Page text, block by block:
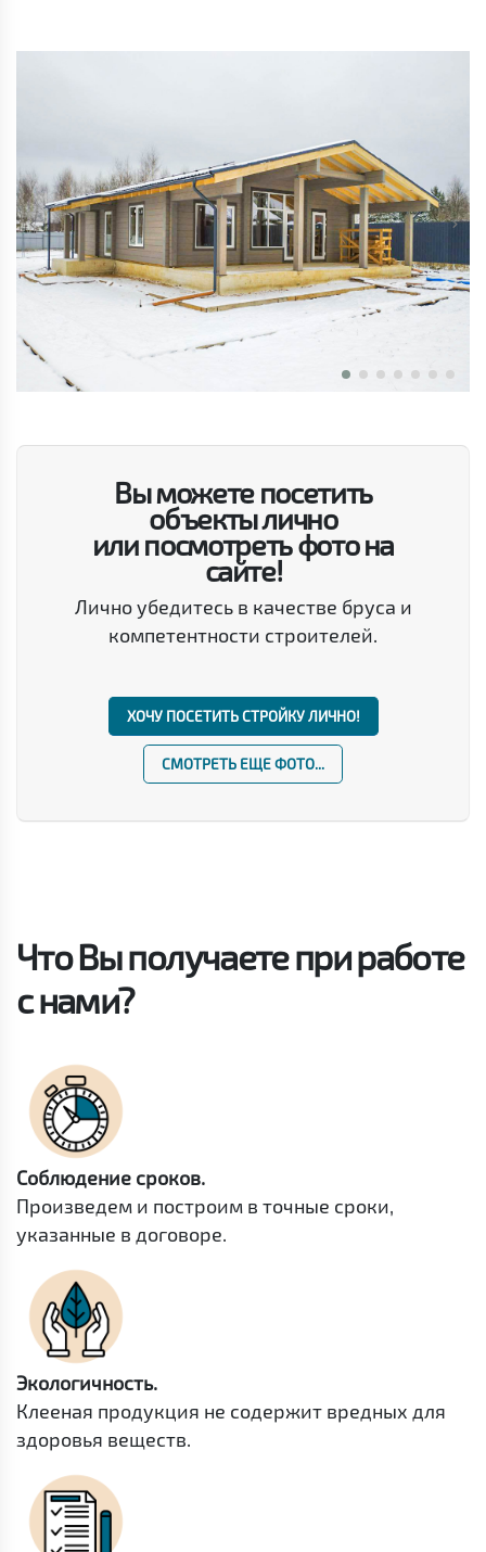
Вы можете посетить
объекты лично
или посмотреть фото на
сайте!
Лично убедитесь в качестве бруса и
компетентности строителей.
ХОЧУ ПОСЕТИТЬ СТРОЙКУ ЛИЧНО!
СМОТРЕТЬ ЕЩЕ ФОТО...
Что Вы получаете при работе
с нами?
Соблюдение сроков.
Произведем и построим в точные сроки,
указанные в договоре.
Экологичность.
Клееная продукция не содержит вредных для
здоровья веществ.